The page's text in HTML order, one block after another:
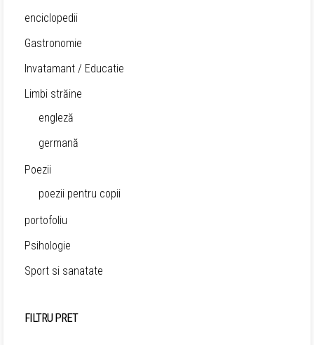
enciclopedii
Gastronomie
Invatamant / Educatie
Limbi străine
engleză
germană
Poezii
poezii pentru copii
portofoliu
Psihologie
Sport si sanatate
FILTRU PRET